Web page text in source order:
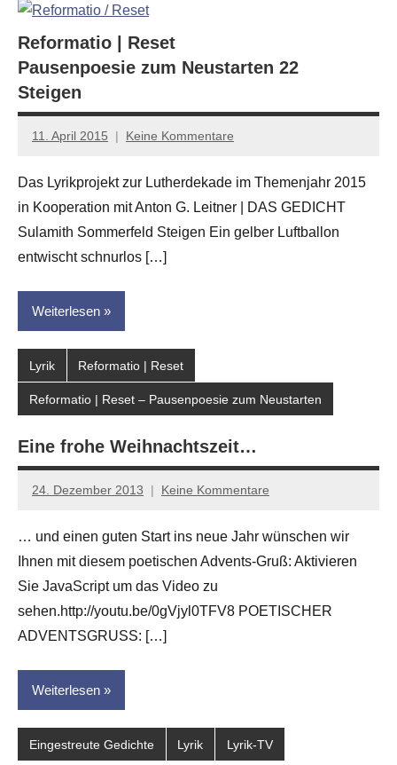
Reformatio | Reset
Pausenpoesie zum Neustarten 22
Steigen
11. April 2015
Anton
Leitner
Keine Kommentare
Das Lyrikprojekt zur Lutherdekade im Themenjahr 2015
in Kooperation mit Anton G. Leitner | DAS GEDICHT
Sulamith Sommerfeld Steigen Ein gelber Luftballon
entwischt schnurlos […]
Weiterlesen
Lyrik Reformatio | Reset
Reformatio | Reset – Pausenpoesie zum Neustarten
Eine frohe Weihnachtszeit…
24. Dezember 2013
Anton
Leitner
Keine Kommentare
… und einen guten Start ins neue Jahr wünschen wir
Ihnen mit diesem poetischen Advents-Gruß: Aktivieren
Sie JavaScript um das Video zu
sehen.http://youtu.be/0gVjyl0TFV8 POETISCHER
ADVENTSGRUSS: […]
Weiterlesen
Eingestreute Gedichte Lyrik Lyrik-TV